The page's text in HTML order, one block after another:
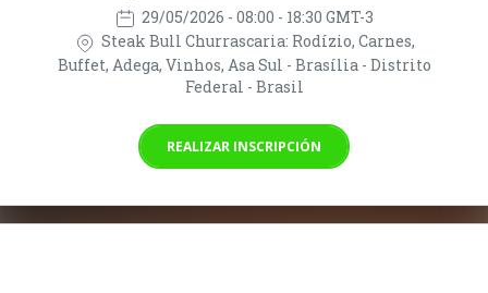
29/05/2026 - 08:00 - 18:30 GMT-3
Steak Bull Churrascaria: Rodízio, Carnes,
Buffet, Adega, Vinhos, Asa Sul - Brasília - Distrito
Federal - Brasil
REALIZAR INSCRIPCIÓN